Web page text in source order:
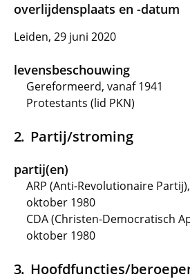
overlijdensplaats en -datum
Leiden, 29 juni 2020
levensbeschouwing
Gereformeerd, vanaf 1941
Protestants (lid PKN)
Partij/stroming
partij(en)
ARP (Anti-Revolutionaire
oktober 1980
CDA (Christen-Democratisch
oktober 1980
Hoofdfuncties/